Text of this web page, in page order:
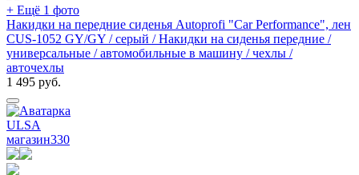
+ Ещё 1 фото
Накидки на передние сиденья Autoprofi "Car Performance", лен
CUS-1052 GY/GY / серый / Накидки на сиденья передние /
универсальные / автомобильные в машину / чехлы /
авточехлы
1 495 руб.
ULSA
магазин330